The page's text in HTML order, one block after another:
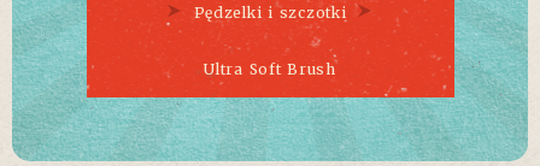
Pędzelki i szczotki
Ultra Soft Brush